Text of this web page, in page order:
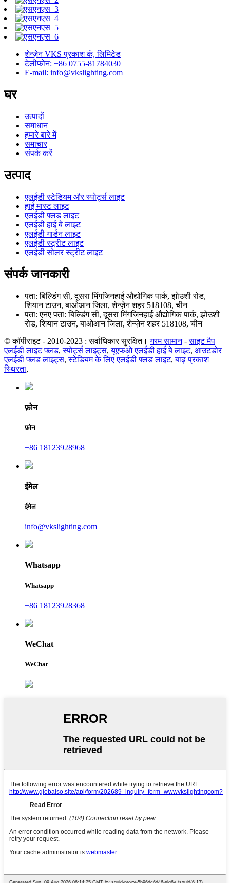
शेन्ज़ेन VKS प्रकाश कं, लिमिटेड
टेलीफोन: +86 0755-81784030
E-mail: info@vkslighting.com
घर
उत्पादों
समाधान
हमारे बारे में
समाचार
संपर्क करें
उत्पाद
एलईडी स्टेडियम और स्पोर्ट्स लाइट
हाई मास्ट लाइट
एलईडी फ्लड लाइट
एलईडी हाई बे लाइट
एलईडी गार्डन लाइट
एलईडी स्ट्रीट लाइट
एलईडी सोलर स्ट्रीट लाइट
संपर्क जानकारी
पता: बिल्डिंग सी, दूसरा मिंगजिनहाई औद्योगिक पार्क, झोउशी रोड,
शियान टाउन, बाओआन जिला, शेन्ज़ेन शहर 518108, चीन
पता: एनए पता: बिल्डिंग सी, दूसरा मिंगजिनहाई औद्योगिक पार्क, झोउशी
रोड, शियान टाउन, बाओआन जिला, शेन्ज़ेन शहर 518108, चीन
© कॉपीराइट - 2010-2023 : सर्वाधिकार सुरक्षित। गरम सामान-साइट मैप
एलईडी लाइट फ्लड,स्पोर्ट्स लाइट्स,यूएफओ एलईडी हाई बे लाइट, आउटडोर
एलईडी फ्लड लाइट्स,स्टेडियम के लिए एलईडी फ्लड लाइट,बाढ़ प्रकाश
स्थिरता,
फ़ोन
फ़ोन
+86 18123928968
ईमेल
ईमेल
info@vkslighting.com
Whatsapp
Whatsapp
+86 18123928368
WeChat
WeChat